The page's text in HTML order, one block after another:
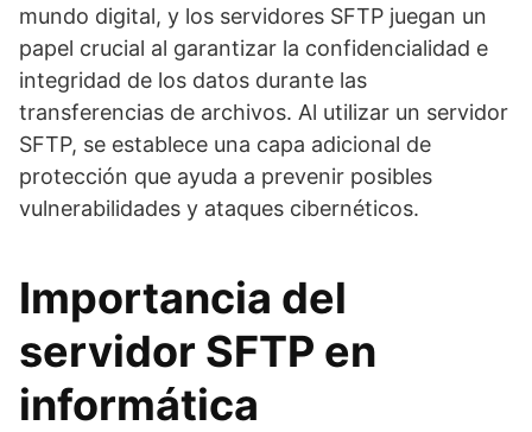
mundo digital, y los servidores SFTP juegan un
papel crucial al garantizar la confidencialidad e
integridad de los datos durante las
transferencias de archivos. Al utilizar un servidor
SFTP, se establece una capa adicional de
protección que ayuda a prevenir posibles
vulnerabilidades y ataques cibernéticos.
Importancia del
servidor SFTP en
informática